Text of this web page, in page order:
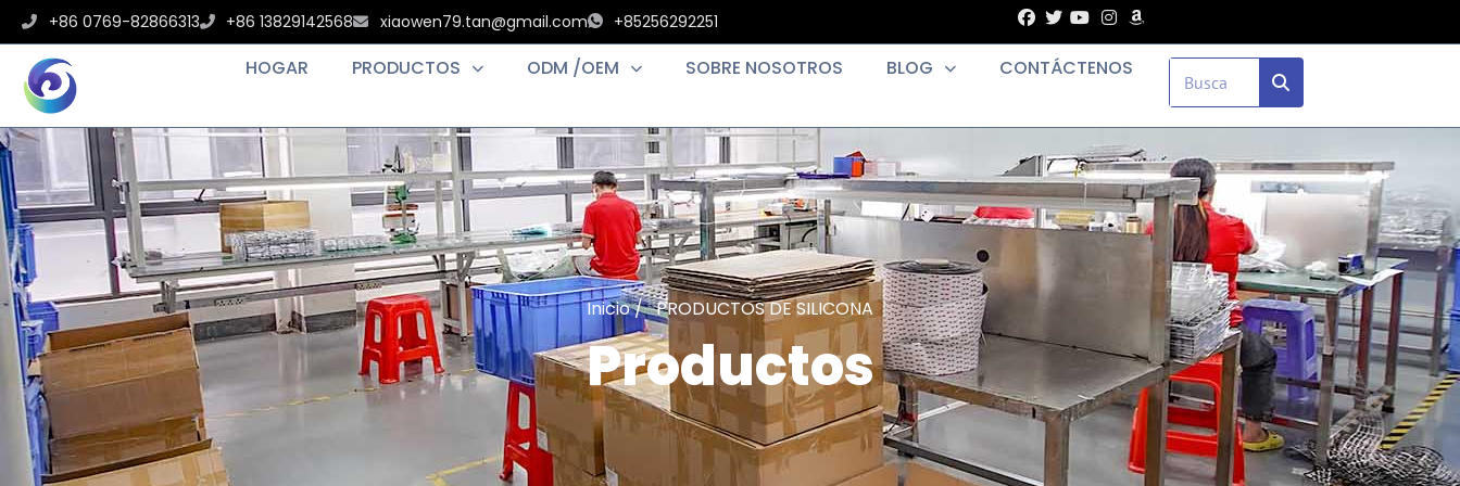
+86 0769-82866313 +86 13829142568 xiaowen79.tan@gmail.com +85256292251
HOGAR PRODUCTOS ODM /OEM SOBRE NOSOTROS BLOG CONTÁCTENOS
Inicio/ PRODUCTOS DE SILICONA
Productos